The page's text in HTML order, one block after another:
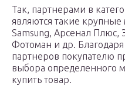
Так, партнерами в
являются такие
Samsung, Арсенал Плюс,
Фотоман и др.
партнеров покупателю
выбора определенного
купить товар.